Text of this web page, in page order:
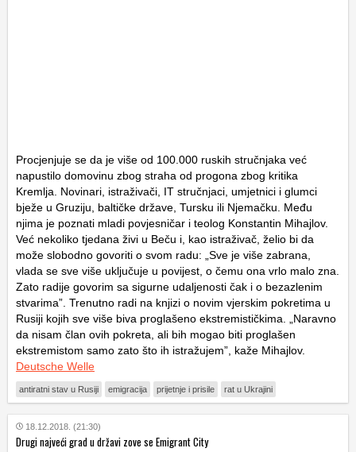
Procjenjuje se da je više od 100.000 ruskih stručnjaka već
napustilo domovinu zbog straha od progona zbog kritika
Kremlja. Novinari, istraživači, IT stručnjaci, umjetnici i glumci
bježe u Gruziju, baltičke države, Tursku ili Njemačku. Među
njima je poznati mladi povjesničar i teolog Konstantin Mihajlov.
Već nekoliko tjedana živi u Beču i, kao istraživač, želio bi da
može slobodno govoriti o svom radu: „Sve je više zabrana,
vlada se sve više uključuje u povijest, o čemu ona vrlo malo zna.
Zato radije govorim sa sigurne udaljenosti čak i o bezazlenim
stvarima”. Trenutno radi na knjizi o novim vjerskim pokretima u
Rusiji kojih sve više biva proglašeno ekstremističkima. „Naravno
da nisam član ovih pokreta, ali bih mogao biti proglašen
ekstremistom samo zato što ih istražujem”, kaže Mihajlov.
Deutsche Welle
antiratni stav u Rusiji emigracija prijetnje i prisile rat u Ukrajini
18.12.2018. (21:30)
Drugi najveći grad u državi zove se Emigrant City